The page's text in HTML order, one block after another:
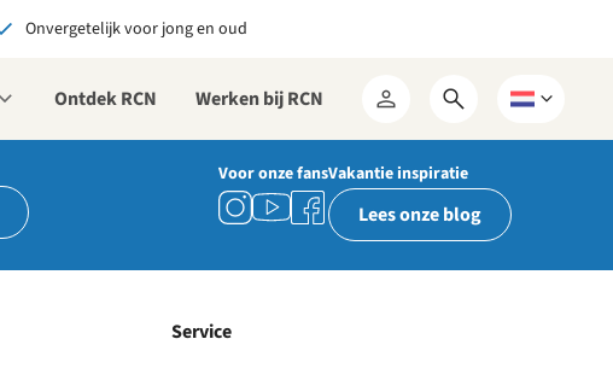
Onvergetelijk voor jong en oud
Ontdek RCN Werken bij RCN
Mijn
RCN
Open
zoekformulier
Kies
een
Voor onze fansVakantie inspiratie
Lees onze blog
Service